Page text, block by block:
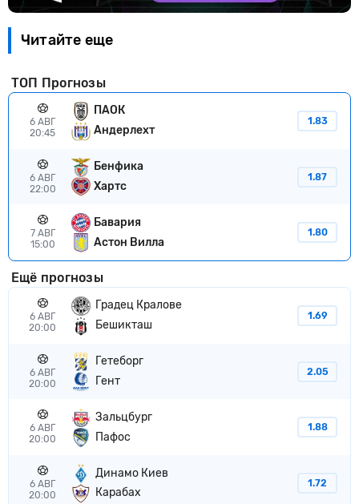
Читайте еще
ТОП Прогнозы
6 АВГ
20:45
ПАОК
Андерлехт
1.83
6 АВГ
22:00
Бенфика
Хартс
1.87
7 АВГ
15:00
Бавария
Астон Вилла
1.80
Ещё прогнозы
6 АВГ
20:00
Градец Кралове
Бешикташ
1.69
6 АВГ
20:00
Гетеборг
Гент
2.05
6 АВГ
20:00
Зальцбург
Пафос
1.88
6 АВГ
20:00
Динамо Киев
Карабах
1.72